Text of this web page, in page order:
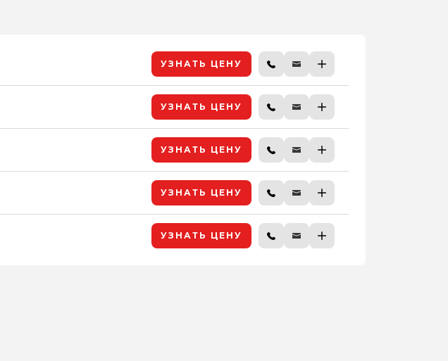
УЗНАТЬ ЦЕНУ
УЗНАТЬ ЦЕНУ
УЗНАТЬ ЦЕНУ
УЗНАТЬ ЦЕНУ
УЗНАТЬ ЦЕНУ